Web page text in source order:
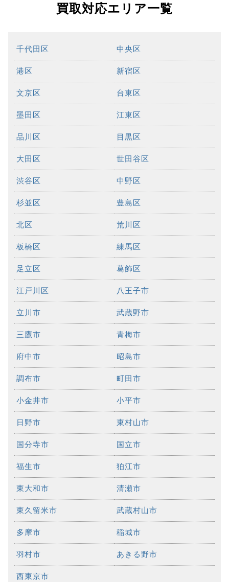
買取対応エリア一覧
千代田区 中央区
港区 新宿区
文京区 台東区
墨田区 江東区
品川区 目黒区
大田区 世田谷区
渋谷区 中野区
杉並区 豊島区
北区 荒川区
板橋区 練馬区
足立区 葛飾区
江戸川区 八王子市
立川市 武蔵野市
三鷹市 青梅市
府中市 昭島市
調布市 町田市
小金井市 小平市
日野市 東村山市
国分寺市 国立市
福生市 狛江市
東大和市 清瀬市
東久留米市 武蔵村山市
多摩市 稲城市
羽村市 あきる野市
西東京市